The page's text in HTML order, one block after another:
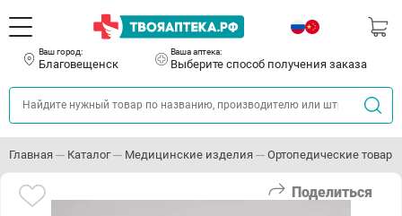
Ваш город:
Благовещенск
Ваша аптека:
Выберите способ получения заказа
Главная Каталог Медицинские изделия Ортопедические товары
Поделиться